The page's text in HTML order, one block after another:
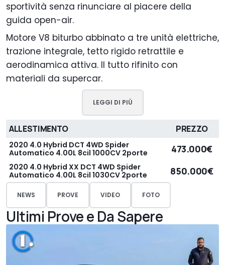
sportività senza rinunciare al piacere della
guida open-air.
Motore V8 biturbo abbinato a tre unità elettriche,
trazione integrale, tetto rigido retrattile e
aerodinamica attiva. Il tutto rifinito con
materiali da supercar.
LEGGI DI PIÙ
ALLESTIMENTO PREZZO
2020 4.0 Hybrid DCT 4WD Spider
Automatico 4.00L 8cil 1000CV 2porte
473.000€
2020 4.0 Hybrid XX DCT 4WD Spider
Automatico 4.00L 8cil 1030CV 2porte
850.000€
NEWS PROVE VIDEO FOTO
Ultimi Prove e Da Sapere